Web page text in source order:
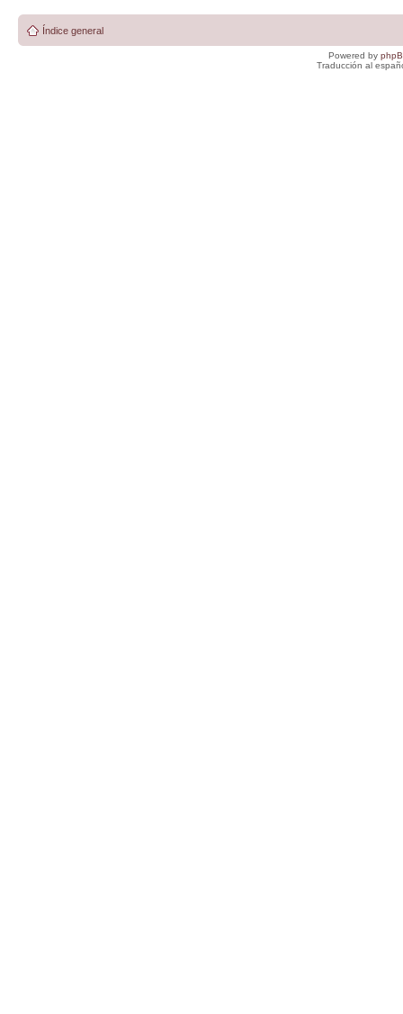
Índice general
Powered by
Traducción al